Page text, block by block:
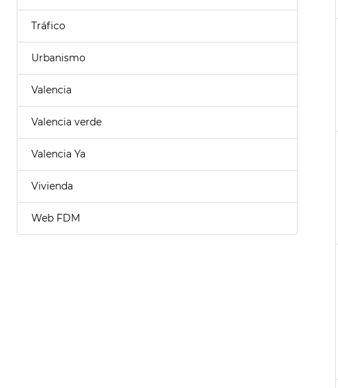
Tráfico
Urbanismo
Valencia
Valencia verde
Valencia Ya
Vivienda
Web FDM